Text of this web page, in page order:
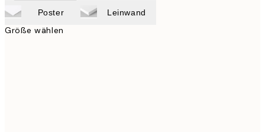
Poster Leinwand
Größe wählen